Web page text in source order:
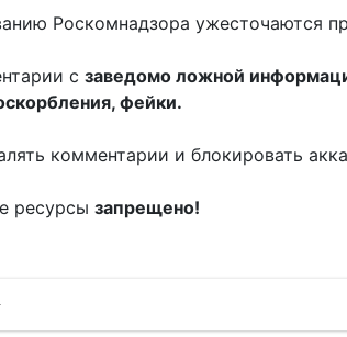
Роскомнадзора ужесточаются
с заведомо ложной
фейки.
комментарии и блокировать
ресурсы запрещено!